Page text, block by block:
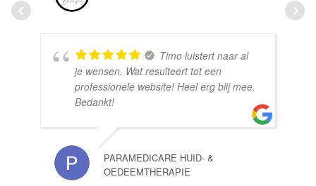
Timo luistert naar al
je wensen. Wat resulteert tot een
professionele website! Heel erg blij mee.
Bedankt!
PARAMEDICARE HUID- &
OEDEEMTHERAPIE